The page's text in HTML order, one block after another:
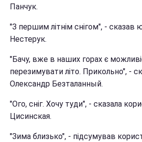
Панчук.
"З першим літнім снігом", - сказав
Нестерук.
"Бачу, вже в наших горах є
перезимувати літо. Прикольно", -
Олександр Безталанный.
"Ого, сніг. Хочу туди", - сказала
Цисинская.
"Зима близько", - підсумував